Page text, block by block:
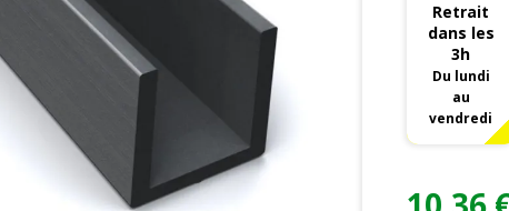
Retrait
dans les
3h
Du lundi
au
vendredi